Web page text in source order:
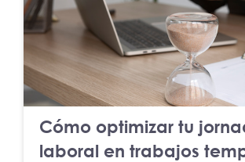
Cómo optimizar tu
laboral en trabajos